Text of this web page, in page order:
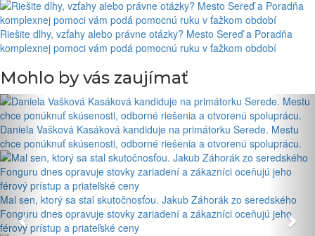
Riešite dlhy, vzťahy alebo právne otázky? Mesto Sereď a Poradňa
komplexnej pomoci vám podá pomocnú ruku v ťažkom období
Mohlo by vás zaujímať
Daniela Vašková Kasáková kandiduje na primátorku Serede. Mestu
chce ponúknuť skúsenosti, odborné riešenia a otvorenú spoluprácu.
Mal sen, ktorý sa stal skutočnosťou. Jakub Záhorák zo seredského
Fonguru dnes opravuje stovky zariadení a zákazníci oceňujú jeho
férový prístup a priateľské ceny